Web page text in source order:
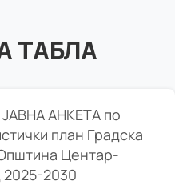
ТАБЛА
АНКЕТА по
план Градска
Центар-
2025-2030